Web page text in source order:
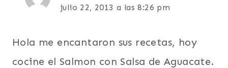
julio 22, 2013 a las 8:26 pm
Hola me encantaron sus recetas, hoy
cocine el Salmon con Salsa de Aguacate.